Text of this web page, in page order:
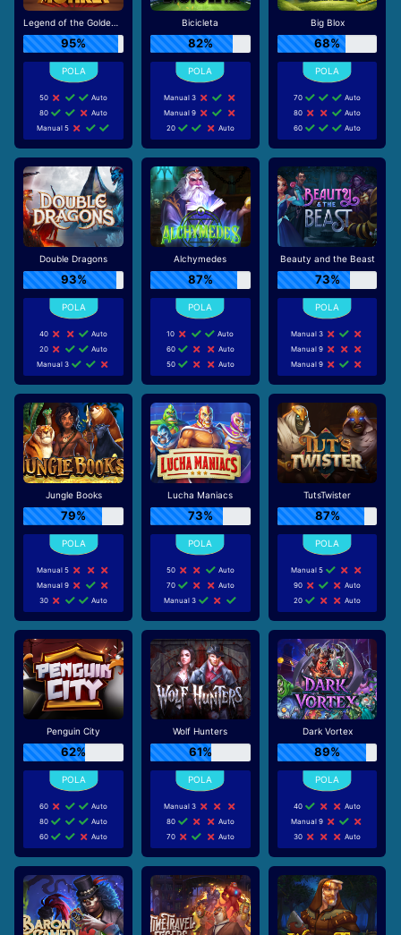
Legend of the Golden Monkey
95%
50
Auto
80
Auto
Manual 5
Bicicleta
82%
Manual 3
Manual 9
20
Auto
Big Blox
68%
70
Auto
80
Auto
60
Auto
Double Dragons
93%
40
Auto
20
Auto
Manual 3
Alchymedes
87%
10
Auto
60
Auto
50
Auto
Beauty and the Beast
73%
Manual 3
Manual 9
Manual 9
Jungle Books
79%
Manual 5
Manual 9
30
Auto
Lucha Maniacs
73%
50
Auto
70
Auto
Manual 3
TutsTwister
87%
Manual 5
90
Auto
20
Auto
Penguin City
62%
60
Auto
80
Auto
60
Auto
Wolf Hunters
61%
Manual 3
80
Auto
70
Auto
Dark Vortex
89%
40
Auto
Manual 9
30
Auto